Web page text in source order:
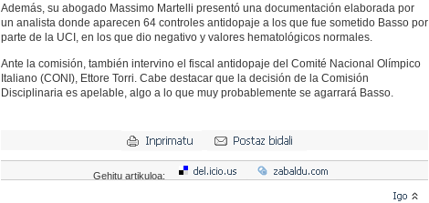
Además, su abogado Massimo Martelli presentó una documentación elaborada por
un analista donde aparecen 64 controles antidopaje a los que fue sometido Basso por
parte de la UCI, en los que dio negativo y valores hematológicos normales.
Ante la comisión, también intervino el fiscal antidopaje del Comité Nacional Olímpico
Italiano (CONI), Ettore Torri. Cabe destacar que la decisión de la Comisión
Disciplinaria es apelable, algo a lo que muy probablemente se agarrará Basso.
Gehitu artikuloa: